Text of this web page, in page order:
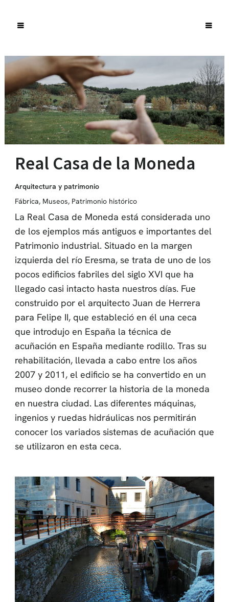
Real Casa de la Moneda
Arquitectura y patrimonio
Fábrica, Museos, Patrimonio histórico
La Real Casa de Moneda está considerada uno
de los ejemplos más antiguos e importantes del
Patrimonio industrial. Situado en la margen
izquierda del río Eresma, se trata de uno de los
pocos edificios fabriles del siglo XVI que ha
llegado casi intacto hasta nuestros días. Fue
construido por el arquitecto Juan de Herrera
para Felipe II, que estableció en él una ceca
que introdujo en España la técnica de
acuñación en España mediante rodillo. Tras su
rehabilitación, llevada a cabo entre los años
2007 y 2011, el edificio se ha convertido en un
museo donde recorrer la historia de la moneda
en nuestra ciudad. Las diferentes máquinas,
ingenios y ruedas hidráulicas nos permitirán
conocer los variados sistemas de acuñación que
se utilizaron en esta ceca.